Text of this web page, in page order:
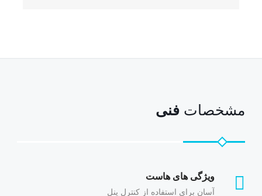
مشخصات فنی
ویژگی های هاست
آسان برای استفاده از کنترل پنل